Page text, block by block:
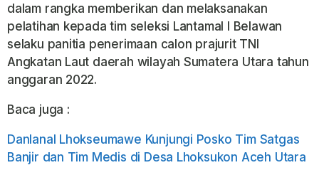
dalam rangka memberikan dan melaksanakan
pelatihan kepada tim seleksi Lantamal I Belawan
selaku panitia penerimaan calon prajurit TNI
Angkatan Laut daerah wilayah Sumatera Utara tahun
anggaran 2022.
Baca juga :
Danlanal Lhokseumawe Kunjungi Posko Tim Satgas
Banjir dan Tim Medis di Desa Lhoksukon Aceh Utara